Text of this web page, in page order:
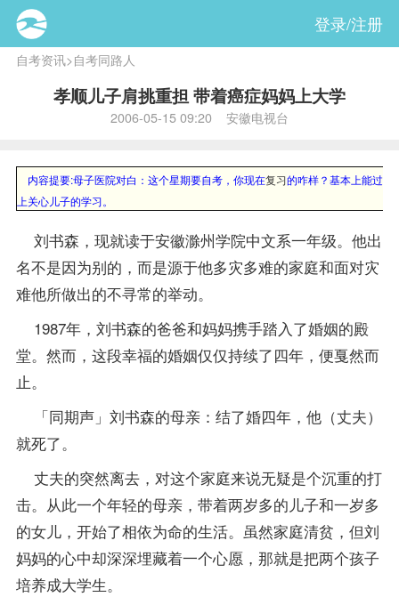
登录/注册
自考资讯>自考同路人
孝顺儿子肩挑重担 带着癌症妈妈上大学
2006-05-15 09:20 安徽电视台
内容提要:母子医院对白：这个星期要自考，你现在复习的咋样？基本上能过去
上关心儿子的学习。
刘书森，现就读于安徽滁州学院中文系一年级。他出
名不是因为别的，而是源于他多灾多难的家庭和面对灾
难他所做出的不寻常的举动。
1987年，刘书森的爸爸和妈妈携手踏入了婚姻的殿
堂。然而，这段幸福的婚姻仅仅持续了四年，便戛然而
止。
「同期声」刘书森的母亲：结了婚四年，他（丈夫）
就死了。
丈夫的突然离去，对这个家庭来说无疑是个沉重的打
击。从此一个年轻的母亲，带着两岁多的儿子和一岁多
的女儿，开始了相依为命的生活。虽然家庭清贫，但刘
妈妈的心中却深深埋藏着一个心愿，那就是把两个孩子
培养成大学生。